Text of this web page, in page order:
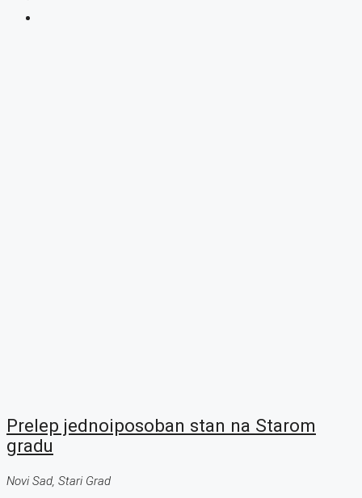
Prelep jednoiposoban stan na Starom
gradu
Novi Sad, Stari Grad